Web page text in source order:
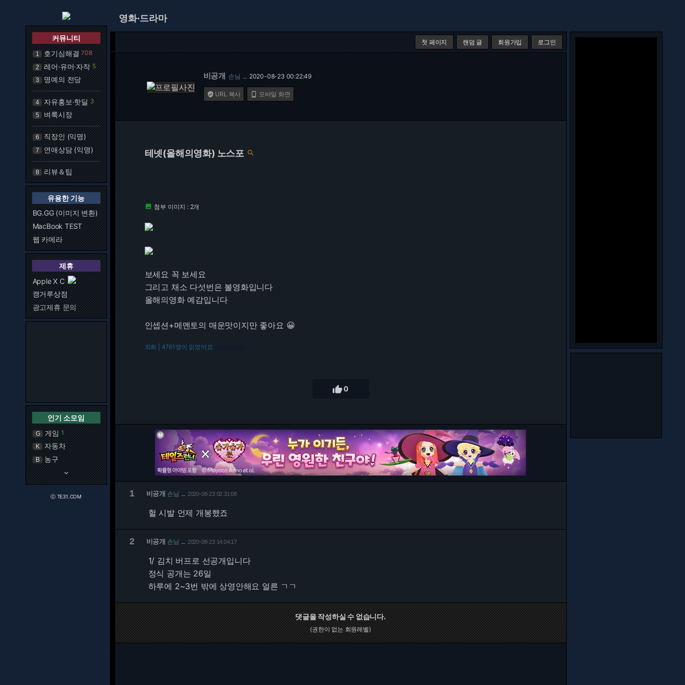
커뮤니티
1 호기심해결 708
2 레어·유머·자작 5
3 명예의 전당
4 자유홍보·핫딜 3
5 벼룩시장
6 직장인 (익명)
7 연애상담 (익명)
8 리뷰＆팁
유용한 기능
BG.GG (이미지 변환)
MacBook TEST
웹 카메라
제휴
Apple X C
캥거루상점
광고제휴 문의
인기 소모임
G 게임 1
K 자동차
B 농구
keyboard_arrow_down
ⓒ TE31.COM
영화·드라마
첫 페이지 랜덤 글 회원가입 로그인
비공개 손님 … 2020-08-23 00:22:49
 URL 복사  모바일 화면
테넷(올해의영화) 노스포 
 첨부 이미지 : 2개
보세요 꼭 보세요
그리고 채소 다섯번은 볼영화입니다
올해의영화 예감입니다
인셉션+메멘토의 매운맛이지만 좋아요 😀
외화 | 4761명이 읽었어요.
0
1 비공개 손님 2020-08-23 02:31:08
헐 시발 언제 개봉했죠
2 비공개 손님 2020-08-23 14:04:17
1/ 김치 버프로 선공개입니다
정식 공개는 26일
하루에 2~3번 밖에 상영안해요 얼른 ㄱㄱ
댓글을 작성하실 수 없습니다.
(권한이 없는 회원레벨)